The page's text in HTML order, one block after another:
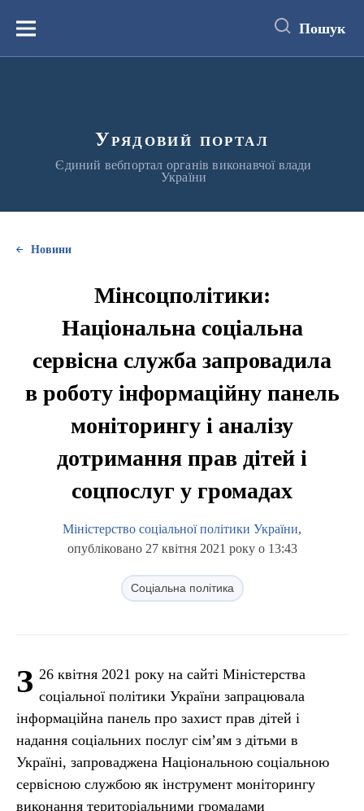
вмістуМеню Пошук
Урядовий портал
Єдиний вебпортал органів виконавчої влади
України
Новини
Мінсоцполітики:
Національна соціальна
сервісна служба запровадила
в роботу інформаційну панель
моніторингу і аналізу
дотримання прав дітей і
соцпослуг у громадах
Міністерство соціальної політики України,
опубліковано 27 квітня 2021 року о 13:43
Соціальна політика
З 26 квітня 2021 року на сайті Міністерства
соціальної політики України запрацювала
інформаційна панель про захист прав дітей і
надання соціальних послуг сім’ям з дітьми в
Україні, запроваджена Національною соціальною
сервісною службою як інструмент моніторингу
виконання територіальними громадами